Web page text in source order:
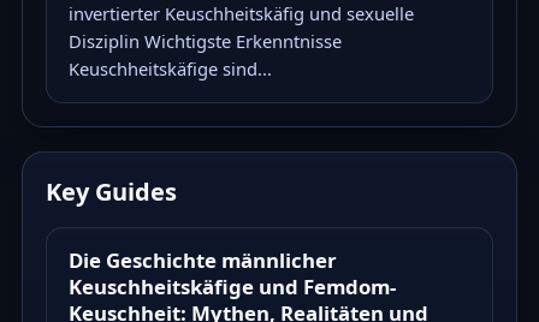
invertierter Keuschheitskäfig und sexuelle
Disziplin Wichtigste Erkenntnisse
Keuschheitskäfige sind...
Key Guides
Die Geschichte männlicher
Keuschheitskäfige und Femdom-
Keuschheit: Mythen, Realitäten und